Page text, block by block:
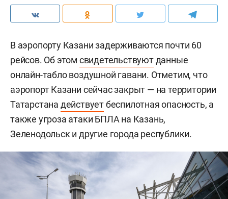
В аэропорту Казани задерживаются почти 60
рейсов. Об этом свидетельствуютданные
онлайн-табло воздушной гавани. Отметим, что
аэропорт Казани сейчас закрыт — на территории
Татарстана действуетбеспилотная опасность, а
также угроза атаки БПЛА на Казань,
Зеленодольск и другие города республики.